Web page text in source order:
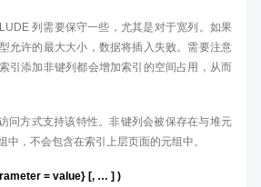
列需要保守一些，尤其是对于宽列。如果
允许的最大大小，数据将插入失败。需要注意
引添加非键列都会增加索引的空间占用，从而
问方式支持该特性。非键列会被保存在与堆元
中，不会包含在索引上层页面的元组中。
= value} [, … ] )